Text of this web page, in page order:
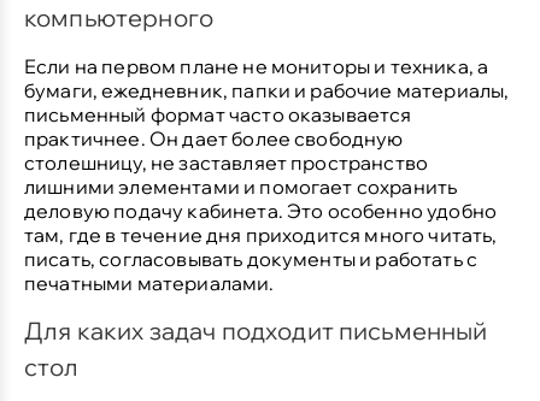
компьютерного
Если на первом плане не мониторы и техника, а
бумаги, ежедневник, папки и рабочие материалы,
письменный формат часто оказывается
практичнее. Он дает более свободную
столешницу, не заставляет пространство
лишними элементами и помогает сохранить
деловую подачу кабинета. Это особенно удобно
там, где в течение дня приходится много читать,
писать, согласовывать документы и работать с
печатными материалами.
Для каких задач подходит письменный
стол